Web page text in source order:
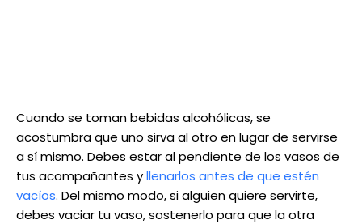
Cuando se toman bebidas alcohólicas, se
acostumbra que uno sirva al otro en lugar de servirse
a sí mismo. Debes estar al pendiente de los vasos de
tus acompañantes yllenarlos antes de que estén
vacíos. Del mismo modo, si alguien quiere servirte,
debes vaciar tu vaso, sostenerlo para que la otra